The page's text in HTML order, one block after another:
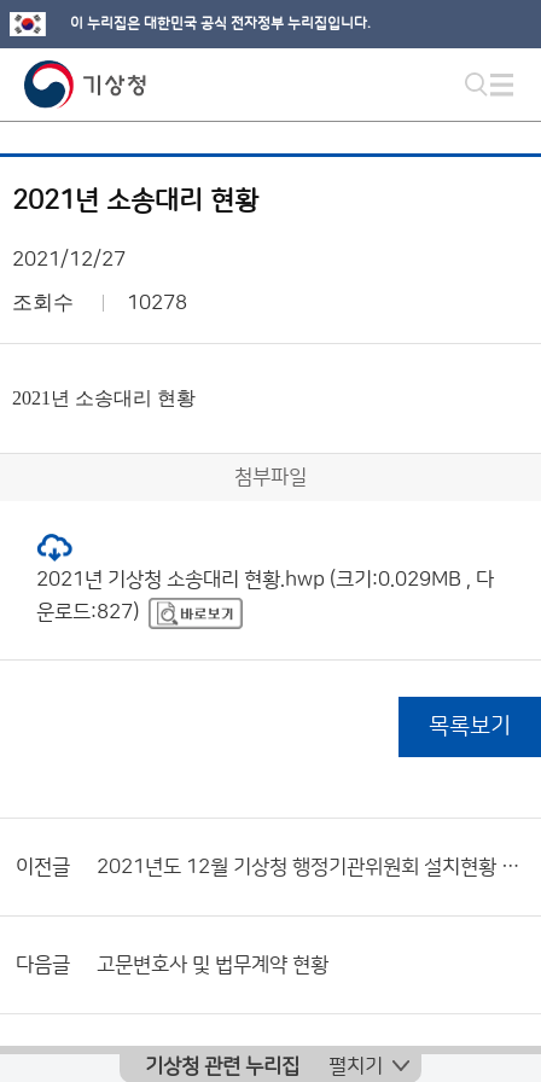
이 누리집은 대한민국 공식 전자정부 누리집입니다.
2021년 소송대리 현황
2021/12/27
조회수 10278
2021년 소송대리 현황
첨부파일
2021년 기상청 소송대리 현황.hwp (크기:0.029MB , 다
운로드:827)
목록보기
이전글 2021년도 12월 기상청 행정기관위원회 설치현황 및 활동내역서
다음글 고문변호사 및 법무계약 현황
기상청 관련 누리집 펼치기